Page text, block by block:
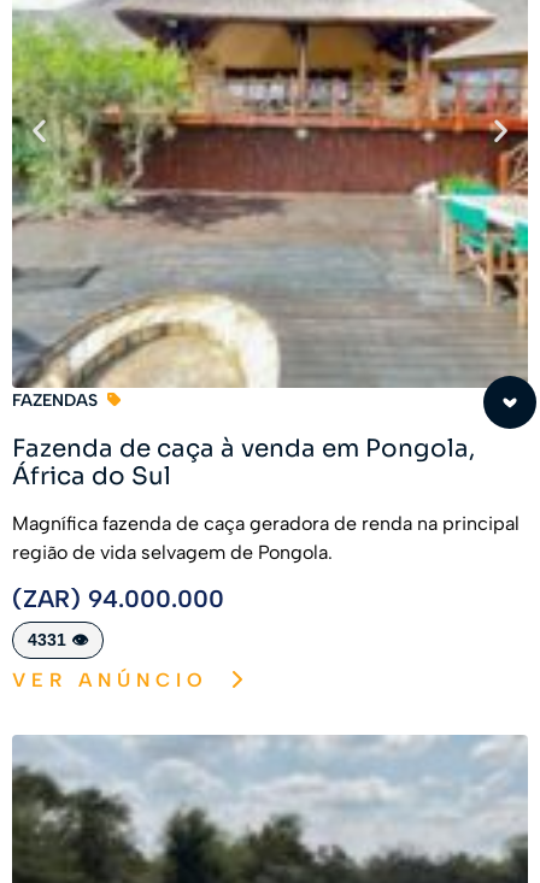
FAZENDAS
Fazenda de caça à venda em Pongola,
África do Sul
Magnífica fazenda de caça geradora de renda na principal
região de vida selvagem de Pongola.
(ZAR) 94.000.000
4331 👁️
VER ANÚNCIO